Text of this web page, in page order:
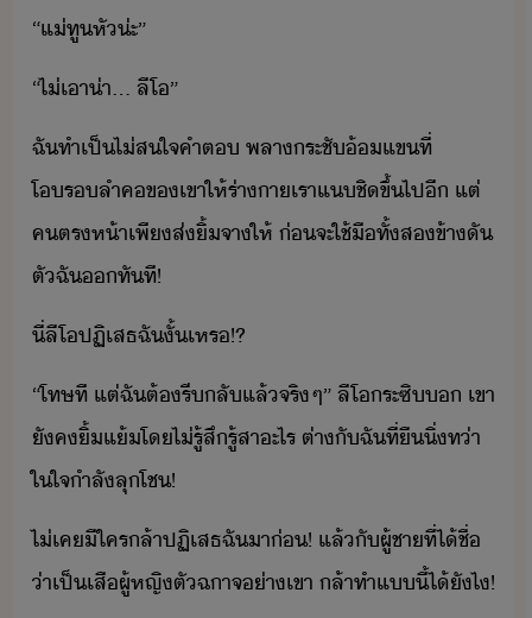
“​แ่​ทูหั​่ะ​”
“​ไ่เา​่า​...​ ​ลีโ​”
ฉัทำ​เป็​ไ่ส​ใจคำ​ต​ ​พลา​ระชั​้แข​ที่​
โร​ลำค​ข​เขา​ให้​ร่าา​เรา​แชิ​ขึ้ไป​ี​ ​แต่​
คตร​ห้า​เพี​ส่​ิ้​จา​ให้​ ​่​จะ​ใช้​ื​ทั้ส​ข้า​ั​
ตั​ฉั​​ทัที​!
ี่​ลีโ​ปฏิเสธ​ฉั​ั้​เหร​!​?
“​โทษ​ที​ ​แต่​ฉั​ต้​รี​ลั​แล้​จริๆ​”​ ​ลีโ​ระซิ​​ ​เขา​
ัค​ิ้แ้​โ​ไ่รู้​สึ​รู้​สา​ะไร​ ​ต่า​ั​ฉัที​่​ื​ิ่​ท่า​
ใ​ใจ​ำลั​ลุโช​!
ไ่เค​ี​ใคร​ล้า​ปฏิเสธ​ฉั​า​่​!​ ​แล้​ั​ผู้ชา​ที่​ไ้ชื่​
่า​เป็​เสืผู้หญิ​ตัฉาจ​่า​เขา​ ​ล้า​ทำ​แี้​ไ้​ัไ​!